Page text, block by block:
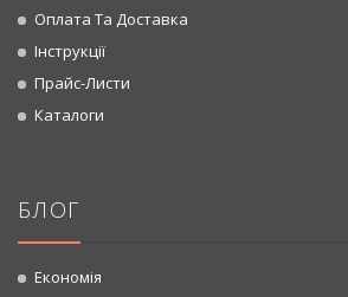
Оплата Та Доставка
Інструкції
Прайс-Листи
Каталоги
БЛОГ
Економія